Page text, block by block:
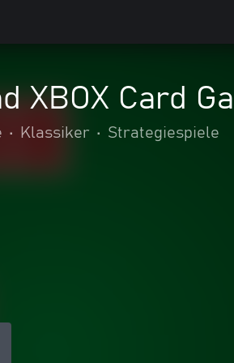
XBOX Card
• Klassiker • Strategiespiele